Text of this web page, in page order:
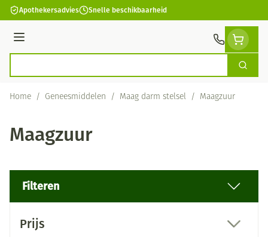
Ga naar de inhoud
Apothekersadvies Snelle beschikbaarheid
Menu
Zoek
Home / Geneesmiddelen / Maag darm stelsel / Maagzuur
Maagzuur
Filteren
Prijs